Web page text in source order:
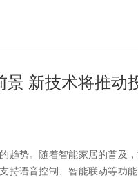
景 新技术将推动
趋势。随着智能家居的普及
持语音控制、智能联动等功